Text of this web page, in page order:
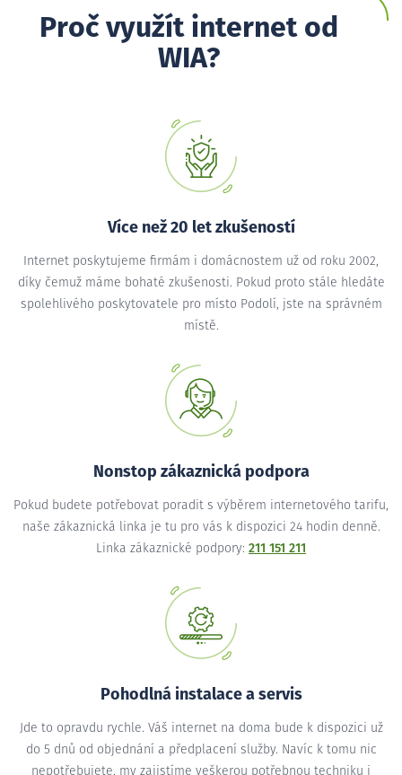
Proč využít internet od
WIA?
Více než 20 let zkušeností
Internet poskytujeme firmám i domácnostem už od roku 2002,
díky čemuž máme bohaté zkušenosti. Pokud proto stále hledáte
spolehlivého poskytovatele pro místo Podolí, jste na správném
místě.
Nonstop zákaznická podpora
Pokud budete potřebovat poradit s výběrem internetového tarifu,
naše zákaznická linka je tu pro vás k dispozici 24 hodin denně.
Linka zákaznické podpory: 211 151 211
Pohodlná instalace a servis
Jde to opravdu rychle. Váš internet na doma bude k dispozici už
do 5 dnů od objednání a předplacení služby. Navíc k tomu nic
nepotřebujete, my zajistíme veškerou potřebnou techniku i